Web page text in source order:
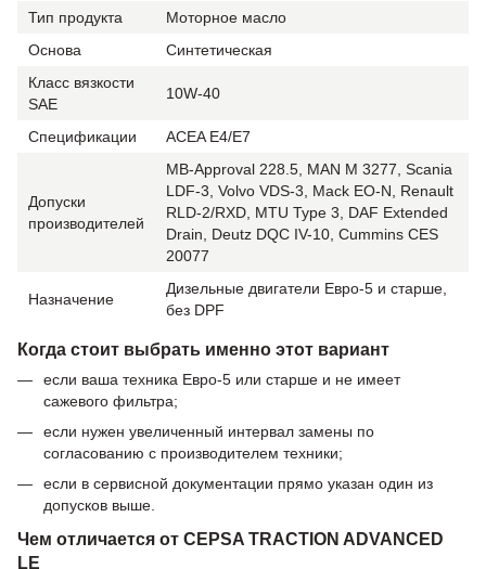
Тип продукта
Моторное масло
Основа
Синтетическая
Класс вязкости
SAE
10W-40
Спецификации ACEA E4/E7
Допуски
производителей
MB-Approval 228.5, MAN M 3277, Scania
LDF-3, Volvo VDS-3, Mack EO-N, Renault
RLD-2/RXD, MTU Type 3, DAF Extended
Drain, Deutz DQC IV-10, Cummins CES
20077
Назначение
Дизельные двигатели Евро-5 и старше,
без DPF
Когда стоит выбрать именно этот вариант
если ваша техника Евро-5 или старше и не имеет
сажевого фильтра;
если нужен увеличенный интервал замены по
согласованию с производителем техники;
если в сервисной документации прямо указан один из
допусков выше.
Чем отличается от CEPSA TRACTION ADVANCED
LE